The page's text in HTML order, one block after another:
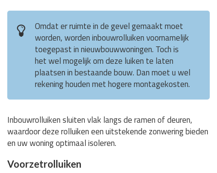
Omdat er ruimte in de gevel gemaakt moet
worden, worden inbouwrolluiken voornamelijk
toegepast in nieuwbouwwoningen. Toch is
het wel mogelijk om deze luiken te laten
plaatsen in bestaande bouw. Dan moet u wel
rekening houden met hogere montagekosten.
Inbouwrolluiken sluiten vlak langs de ramen of deuren,
waardoor deze rolluiken een uitstekende zonwering bieden
en uw woning optimaal isoleren.
Voorzetrolluiken